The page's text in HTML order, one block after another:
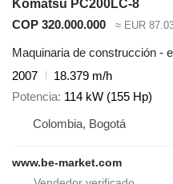
Komatsu PC200LC-8
COP 320.000.000
≈ EUR
Maquinaria de construcción -
2007
18.379 m/h
Potencia 114 kW (155 Hp)
Colombia, Bogotá
www.be-market.com